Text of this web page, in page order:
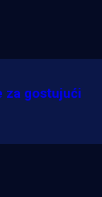
za gostujući